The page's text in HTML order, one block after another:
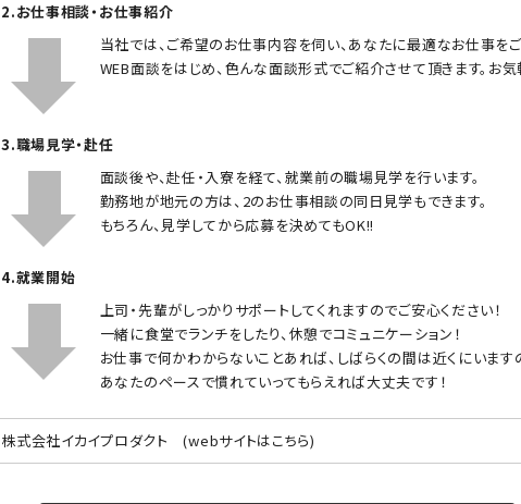
2.お仕事相談・お仕事紹介
当社では、ご希望のお仕事内容を伺い、あなたに最適なお仕事を
WEB面談をはじめ、色んな面談形式でご紹介させて頂きます。お
3.職場見学・赴任
面談後や、赴任・入寮を経て、就業前の職場見学を行います。
勤務地が地元の方は、2のお仕事相談の同日見学もできます。
もちろん、見学してから応募を決めてもOK!!
4.就業開始
上司・先輩がしっかりサポートしてくれますのでご安心ください！
一緒に食堂でランチをしたり、休憩でコミュニケーション！
お仕事で何かわからないことあれば、しばらくの間は近くにいます
あなたのペースで慣れていってもらえれば大丈夫です！
株式会社イカイプロダクト(webサイトはこちら)